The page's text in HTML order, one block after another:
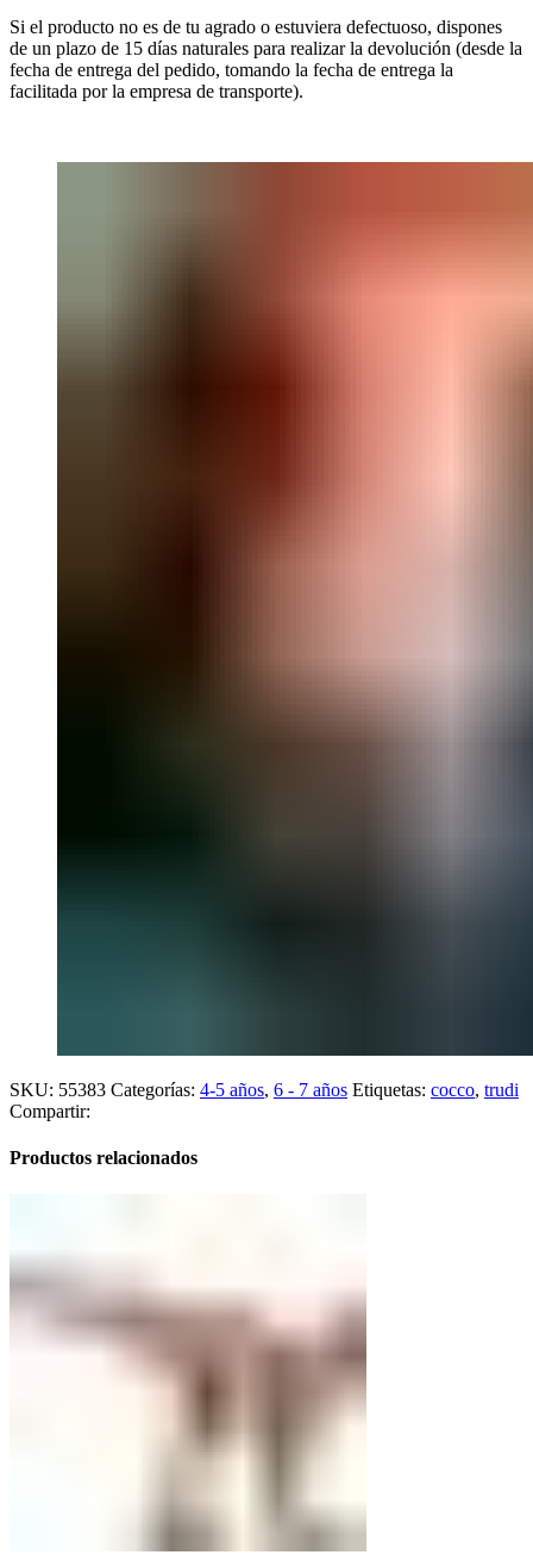
Si el producto no es de tu agrado o estuviera defectuoso, dispones
de un plazo de 15 días naturales para realizar la devolución (desde la
fecha de entrega del pedido, tomando la fecha de entrega la
facilitada por la empresa de transporte).
SKU: 55383 Categorías: 4-5 años, 6 - 7 años Etiquetas: cocco, trudi
Compartir:
Productos relacionados